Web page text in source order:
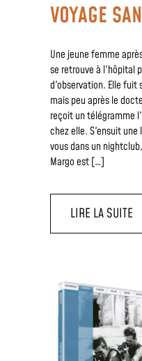
VOYAGE
Une jeune femme
se retrouve à l'hôpital
d'observation. Elle fuit
mais peu après le
reçoit un télégramme
chez elle. S'ensuit
vous dans un
Margo est […]
LIRE LA SUITE